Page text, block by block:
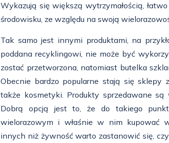
Wykazują się większą wytrzymałością,
środowisku, ze względu na swoją
Tak samo jest innymi produktami, na
poddana recyklingowi, nie może być
zostać przetworzona, natomiast butelka
Obecnie bardzo popularne stają się sklepy
także kosmetyki. Produkty sprzedawane
Dobrą opcją jest to, że do takiego
wielorazowym i właśnie w nim kupować
innych niż żywność warto zastanowić się,